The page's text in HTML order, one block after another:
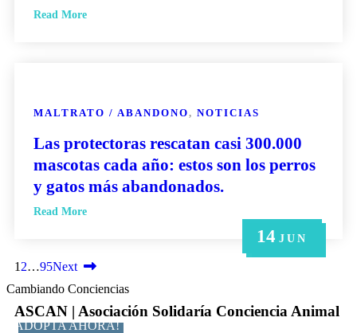
14 JUN
6 MAY
6 MAY
21 JUN
Read More
14 JUN
MALTRATO / ABANDONO, NOTICIAS
Las protectoras rescatan casi 300.000
mascotas cada año: estos son los perros
y gatos más abandonados.
Read More
1 2…95Next
Cambiando Conciencias
ASCAN | Asociación Solidaría Conciencia Animal
ADOPTA AHORA!